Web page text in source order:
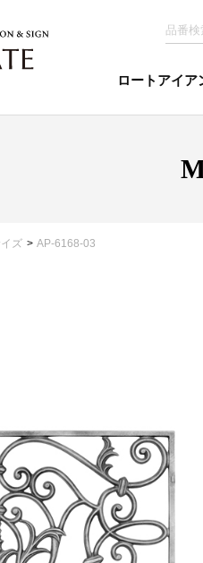
ロートアイア
ズ AP-6168-03